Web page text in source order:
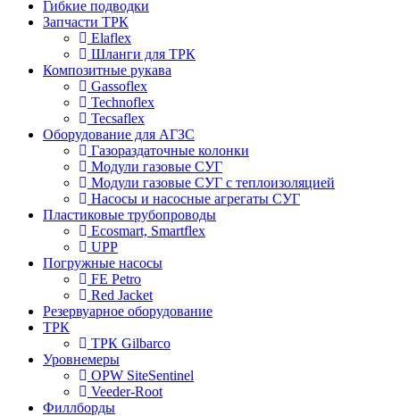
Гибкие подводки
Запчасти ТРК
Elaflex
Шланги для ТРК
Композитные рукава
Gassoflex
Technoflex
Tecsaflex
Оборудование для АГЗС
Газораздаточные колонки
Модули газовые СУГ
Модули газовые СУГ с теплоизоляцией
Насосы и насосные агрегаты СУГ
Пластиковые трубопроводы
Ecosmart, Smartflex
UPP
Погружные насосы
FE Petro
Red Jacket
Резервуарное оборудование
ТРК
ТРК Gilbarco
Уровнемеры
OPW SiteSentinel
Veeder-Root
Филлборды